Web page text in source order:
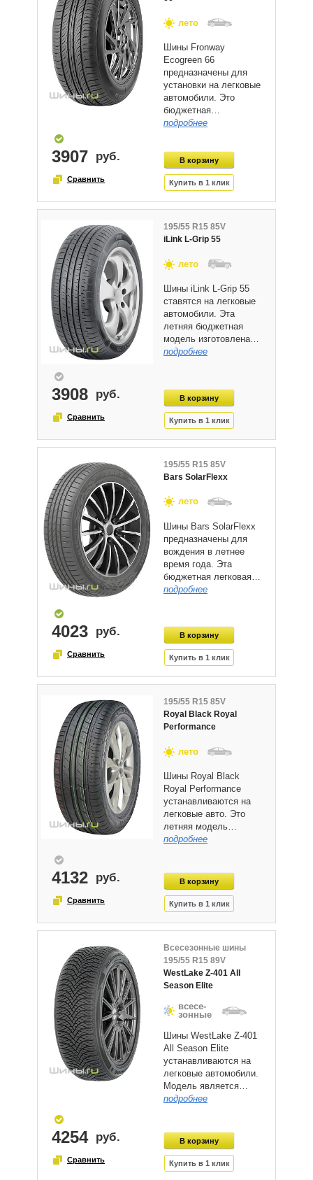
лето
Шины Fronway
Ecogreen 66
предназначены для
установки на легковые
автомобили. Это
бюджетная…
подробнее
3907
195/55 R15 85V
iLink L-Grip 55
лето
Шины iLink L-Grip 55
ставятся на легковые
автомобили. Эта
летняя бюджетная
модель изготовлена…
подробнее
3908
195/55 R15 85V
Bars SolarFlexx
лето
Шины Bars SolarFlexx
предназначены для
вождения в летнее
время года. Эта
бюджетная легковая…
подробнее
4023
195/55 R15 85V
Royal Black Royal
Performance
лето
Шины Royal Black
Royal Performance
устанавливаются на
легковые авто. Это
летняя модель…
подробнее
4132
Всесезонные шины
195/55 R15 89V
WestLake Z-401 All
Season Elite
всесе-
зонные
Шины WestLake Z-401
All Season Elite
устанавливаются на
легковые автомобили.
Модель является…
подробнее
4254